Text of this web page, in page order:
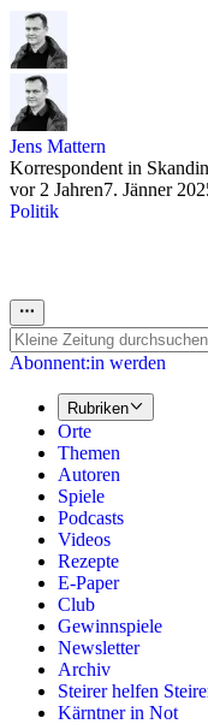
Jens Mattern
Korrespondent in
vor 2 Jahren7. Jänner
Politik
Abonnent:in werden
Rubriken
Orte
Themen
Autoren
Spiele
Podcasts
Videos
Rezepte
E-Paper
Club
Gewinnspiele
Newsletter
Archiv
Steirer helfen
Kärntner in Not